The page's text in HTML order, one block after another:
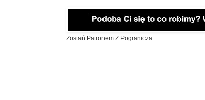
Zostań Patronem Z Pogranicza